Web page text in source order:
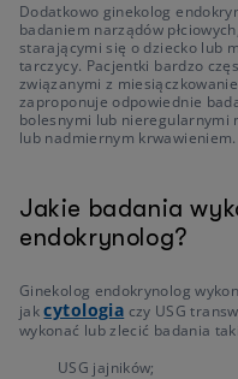
Dodatkowo ginekolog
badaniem narządów
starającymi się o dziecko lub
tarczycy. Pacjentki bardzo
związanymi z
zaproponuje odpowiednie
bolesnymi lub nieregularnymi
lub nadmiernym krwawieniem.
Jakie badania
endokrynolog?
Ginekolog endokrynolog
jakcytologia czy USG
wykonać lub zlecić badania
USG jajników;